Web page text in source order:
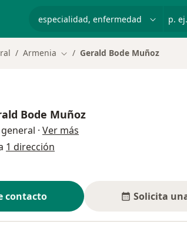
p.
Armenia Cambiar de ciudad
Gerald Bode Muñoz
Bode Muñoz
· Ver más
1 dirección
contacto Solicita